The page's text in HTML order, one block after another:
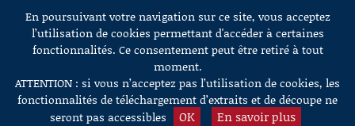
Aller au contenu
En poursuivant votre navigation sur ce site, vous acceptez
l’utilisation de cookies permettant d'accéder à certaines
fonctionnalités. Ce consentement peut être retiré à tout
moment.
ATTENTION : si vous n’acceptez pas l’utilisation de cookies, les
fonctionnalités de téléchargement d’extraits et de découpe ne
seront pas accessibles
OK En savoir plus